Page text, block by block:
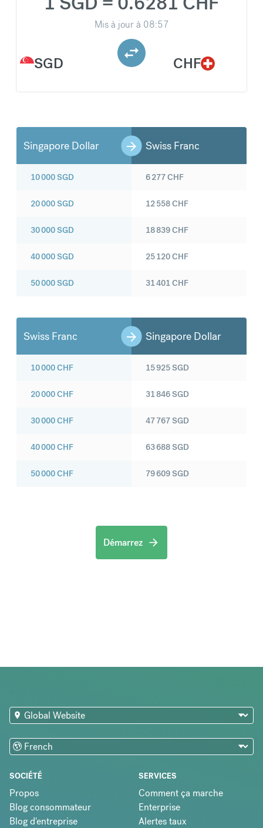
SGD
Mis à jour à 08:57
CHF
Singapore Dollar Swiss Franc
10 000SGD
20 000SGD
30 000SGD
40 000SGD
50 000SGD
6 277CHF
12 558CHF
18 839CHF
25 120CHF
31 401CHF
Swiss Franc Singapore Dollar
10 000CHF
20 000CHF
30 000CHF
40 000CHF
50 000CHF
15 925SGD
31 846SGD
47 767SGD
63 688SGD
79 609SGD
Démarrez
SOCIÉTÉ
Propos
Blog consommateur
Blog d'entreprise
SERVICES
Comment ça marche
Enterprise
Alertes taux